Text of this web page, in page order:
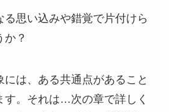
る思い込みや錯覚で片付けら
か？
は、ある共通点があること
す。それは…次の章で詳しく